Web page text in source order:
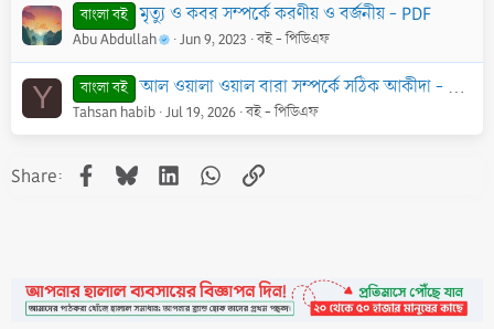
বাংলা বই মৃত্যু ও কবর সম্পর্কে করণীয় ও বর্জনীয় - PDF
Abu Abdullah Jun 9, 2023 বই - পিডিএফ
Y বাংলা বই আল ওয়ালা ওয়াল বারা সম্পর্কে সঠিক আকীদা - PDF
Tahsan habib Jul 19, 2026 বই - পিডিএফ
Share: Facebook
BlueskyLinkedInWhatsApp
Link